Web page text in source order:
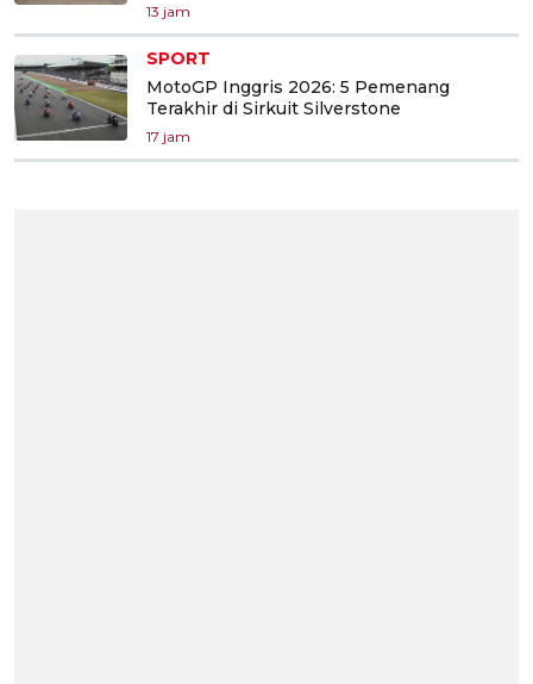
13 jam
SPORT
MotoGP Inggris 2026: 5 Pemenang
Terakhir di Sirkuit Silverstone
17 jam